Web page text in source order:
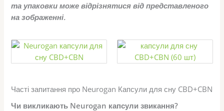
та упаковки може відрізнятися від представленого
на зображенні.
Часті запитання про Neurogan Капсули для сну CBD+CBN
Чи викликають Neurogan капсули звикання?